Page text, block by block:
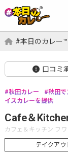
#本日のカレー™
口コミ
秋田カレー 秋田で
イスカレーを提供
Cafe＆
カフェ＆キッチン フ
テイクアウ